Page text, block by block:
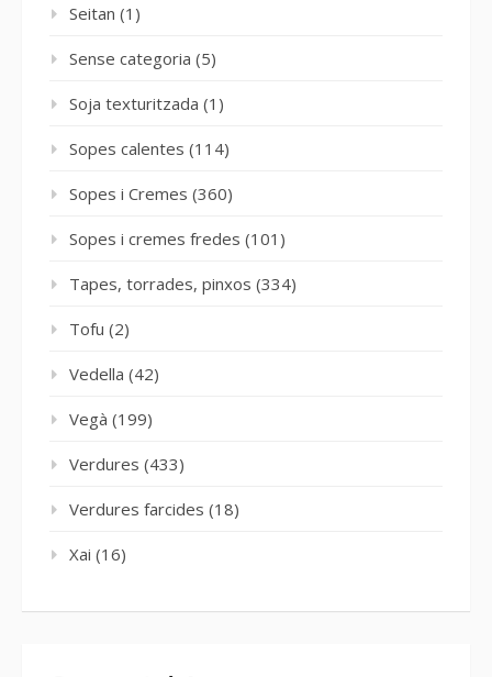
Seitan (1)
Sense categoria (5)
Soja texturitzada (1)
Sopes calentes (114)
Sopes i Cremes (360)
Sopes i cremes fredes (101)
Tapes, torrades, pinxos (334)
Tofu (2)
Vedella (42)
Vegà (199)
Verdures (433)
Verdures farcides (18)
Xai (16)